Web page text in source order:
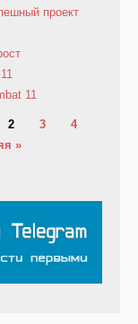
проект
11
2 3
4
»